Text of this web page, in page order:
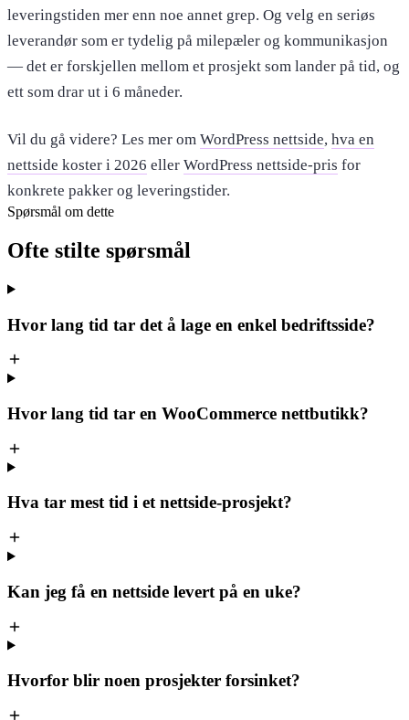
leveringstiden mer enn noe annet grep. Og velg en seriøs
leverandør som er tydelig på milepæler og kommunikasjon
— det er forskjellen mellom et prosjekt som lander på tid, og
ett som drar ut i 6 måneder.
Vil du gå videre? Les mer om WordPress nettside, hva en
nettside koster i 2026 eller WordPress nettside-pris for
konkrete pakker og leveringstider.
Spørsmål om dette
Ofte stilte spørsmål
Hvor lang tid tar det å lage en enkel bedriftsside?
Hvor lang tid tar en WooCommerce nettbutikk?
Hva tar mest tid i et nettside-prosjekt?
Kan jeg få en nettside levert på en uke?
Hvorfor blir noen prosjekter forsinket?